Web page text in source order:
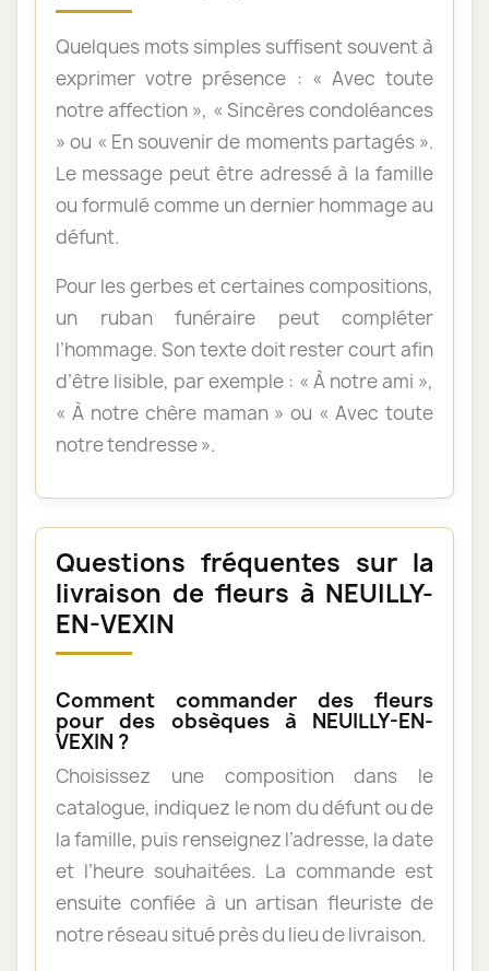
Quelques mots simples suffisent souvent à
exprimer votre présence : « Avec toute
notre affection », « Sincères condoléances
» ou « En souvenir de moments partagés ».
Le message peut être adressé à la famille
ou formulé comme un dernier hommage au
défunt.
Pour les gerbes et certaines compositions,
un ruban funéraire peut compléter
l’hommage. Son texte doit rester court afin
d’être lisible, par exemple : « À notre ami »,
« À notre chère maman » ou « Avec toute
notre tendresse ».
Questions fréquentes sur la
livraison de fleurs à NEUILLY-
EN-VEXIN
Comment commander des fleurs
pour des obsèques à NEUILLY-EN-
VEXIN ?
Choisissez une composition dans le
catalogue, indiquez le nom du défunt ou de
la famille, puis renseignez l’adresse, la date
et l’heure souhaitées. La commande est
ensuite confiée à un artisan fleuriste de
notre réseau situé près du lieu de livraison.